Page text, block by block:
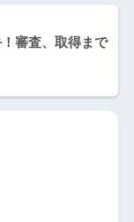
審査、取得まで